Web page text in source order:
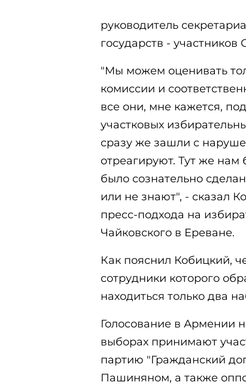
руководитель
государств -
"Мы можем оценивать
комиссии и
все они, мне кажется,
участковых
сразу же зашли с
отреагируют. Тут же
было сознательно
или не знают", - сказал
пресс-подхода на
Чайковского в Ереване.
Как пояснил Кобицкий,
сотрудники которого
находиться только два
Голосование в Армении
выборах принимают
партию "Гражданский
Пашиняном, а также